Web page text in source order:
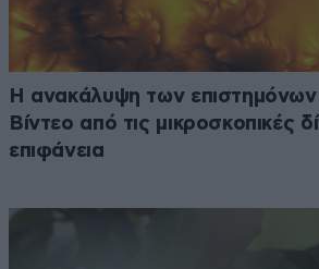
Η ανακάλυψη των
Βίντεο από τις μικροσκοπικές
επιφάνεια